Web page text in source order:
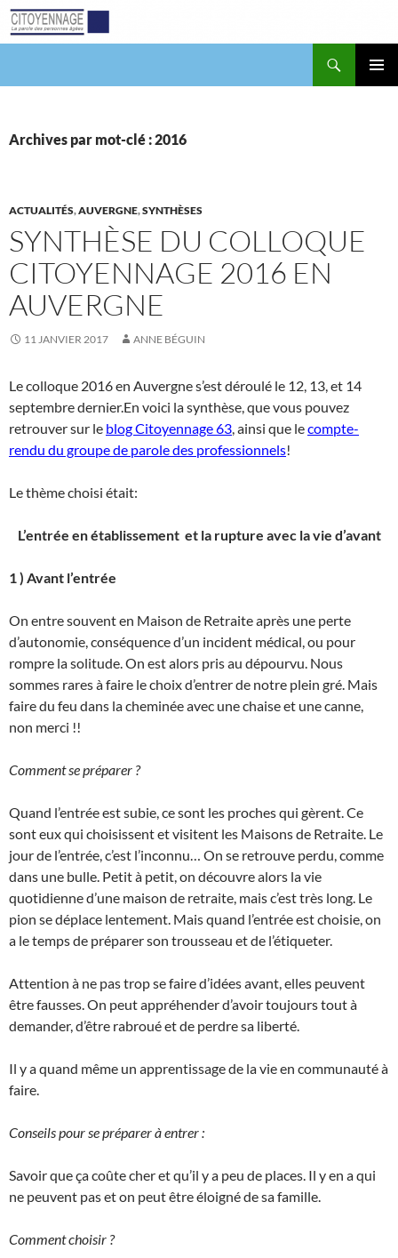
Aller
au
Archives par mot-clé : 2016
ACTUALITÉS,AUVERGNE,SYNTHÈSES
SYNTHÈSE DU COLLOQUE
CITOYENNAGE 2016 EN
AUVERGNE
11 JANVIER 2017 ANNE BÉGUIN
Le colloque 2016 en Auvergne s’est déroulé le 12, 13, et 14
septembre dernier.En voici la synthèse, que vous pouvez
retrouver sur le blog Citoyennage 63, ainsi que lecompte-
rendu du groupe de parole des professionnels!
Le thème choisi était:
L’entrée en établissement et la rupture avec la vie d’avant
1 ) Avant l’entrée
On entre souvent en Maison de Retraite après une perte
d’autonomie, conséquence d’un incident médical, ou pour
rompre la solitude. On est alors pris au dépourvu. Nous
sommes rares à faire le choix d’entrer de notre plein gré. Mais
faire du feu dans la cheminée avec une chaise et une canne,
non merci !!
Comment se préparer ?
Quand l’entrée est subie, ce sont les proches qui gèrent. Ce
sont eux qui choisissent et visitent les Maisons de Retraite. Le
jour de l’entrée, c’est l’inconnu… On se retrouve perdu, comme
dans une bulle. Petit à petit, on découvre alors la vie
quotidienne d’une maison de retraite, mais c’est très long. Le
pion se déplace lentement. Mais quand l’entrée est choisie, on
a le temps de préparer son trousseau et de l’étiqueter.
Attention à ne pas trop se faire d’idées avant, elles peuvent
être fausses. On peut appréhender d’avoir toujours tout à
demander, d’être rabroué et de perdre sa liberté.
Il y a quand même un apprentissage de la vie en communauté à
faire.
Conseils pour se préparer à entrer :
Savoir que ça coûte cher et qu’il y a peu de places. Il y en a qui
ne peuvent pas et on peut être éloigné de sa famille.
Comment choisir ?